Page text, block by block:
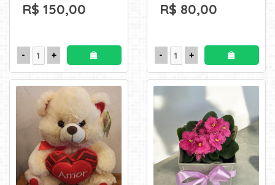
R$ 150,00 R$ 80,00